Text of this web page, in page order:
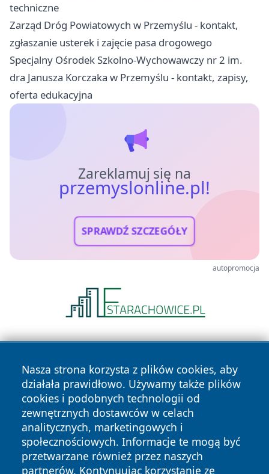
techniczne
Zarząd Dróg Powiatowych w Przemyślu - kontakt,
zgłaszanie usterek i zajęcie pasa drogowego
Specjalny Ośrodek Szkolno-Wychowawczy nr 2 im.
dra Janusza Korczaka w Przemyślu - kontakt, zapisy,
oferta edukacyjna
Zareklamuj się na
przemyslonline.pl!
SPRAWDŹ SZCZEGÓŁY
autopromocja
Nasza strona korzysta z plików cookies, aby
działała prawidłowo. Używamy także plików
cookies i podobnych technologii od
zewnętrznych dostawców w celach
analitycznych, marketingowych i
społecznościowych. Informacje te mogą być
przetwarzane również przez naszych
partnerów. Kontynuując korzystanie ze
Copyright © 2026 przemyslonline.pl Wszystkie prawa
zastrzeżone.
Polityka Polityka